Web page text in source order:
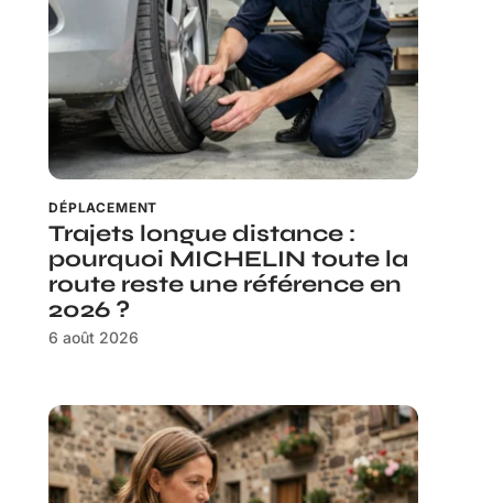
DÉPLACEMENT
Trajets longue distance :
pourquoi MICHELIN toute la
route reste une référence en
2026 ?
6 août 2026